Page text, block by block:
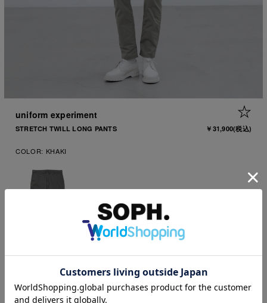
uniform experiment
STRETCH TWILL LONG PANTS ￥31,900(税込)
COLOR: KHAKI